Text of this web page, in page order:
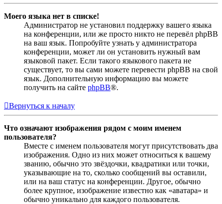
Моего языка нет в списке!
Администратор не установил поддержку вашего языка
на конференции, или же просто никто не перевёл phpBB
на ваш язык. Попробуйте узнать у администратора
конференции, может ли он установить нужный вам
языковой пакет. Если такого языкового пакета не
существует, то вы сами можете перевести phpBB на свой
язык. Дополнительную информацию вы можете
получить на сайте phpBB®.
Вернуться к началу
Что означают изображения рядом с моим именем
пользователя?
Вместе с именем пользователя могут присутствовать два
изображения. Одно из них может относиться к вашему
званию, обычно это звёздочки, квадратики или точки,
указывающие на то, сколько сообщений вы оставили,
или на ваш статус на конференции. Другое, обычно
более крупное, изображение известно как «аватара» и
обычно уникально для каждого пользователя.